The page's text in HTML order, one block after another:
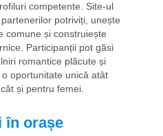
competente. Site-ul
potriviți, unește
comune și construiește
Participanții pot găsi
romantice plăcute și
oportunitate unică atât
și pentru femei.
în orașe